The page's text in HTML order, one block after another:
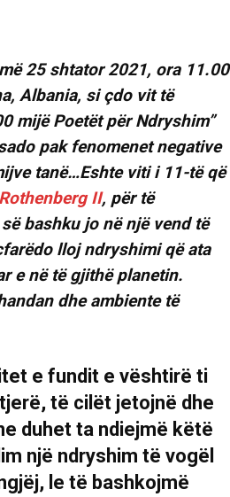
25 shtator 2021, ora 11.00
Albania, si çdo vit të
mijë Poetët për Ndryshim”
pak fenomenet negative
tanë…Eshte viti i 11-të që
II, për të
bashku jo në një vend të
lloj ndryshimi që ata
e në të gjithë planetin.
e fundit e vështirë ti
të cilët jetojnë dhe
duhet ta ndiejmë këtë
një ndryshim të vogël
le të bashkojmë